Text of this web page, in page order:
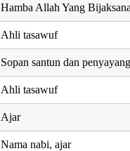
Hamba Allah Yang Bijaksana
Ahli tasawuf
Sopan santun dan
Ahli tasawuf
Ajar
Nama nabi, ajar